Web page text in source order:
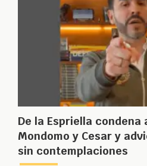
De la Espriella condena
Mondomo y Cesar y
sin contemplaciones